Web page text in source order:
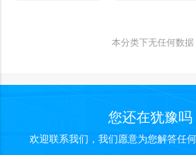
本分类下无任何数据
您还在犹豫吗
欢迎联系我们，我们愿意为您解答任